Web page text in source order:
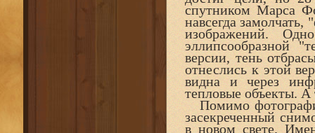
спутником Марса
навсегда
изображений.
эллипсообразной
версии, тень
отнеслись к этой
видна и через
тепловые объекты.
Помимо
засекреченный
в новом свете.